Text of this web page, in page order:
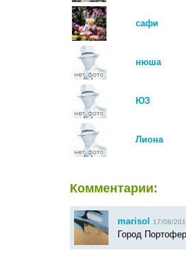
сафи
нюша
ЮЗ
Лиона
Комментарии:
marisol 17/08/
Город